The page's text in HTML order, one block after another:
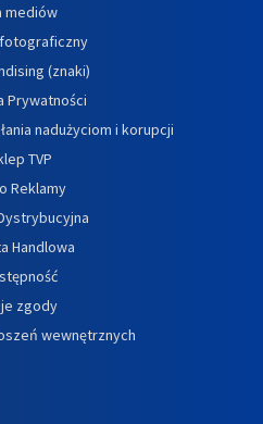
mediów
(znaki)
Prywatności
nadużyciom i korupcji
TVP
Reklamy
Handlowa
zgody
wewnętrznych